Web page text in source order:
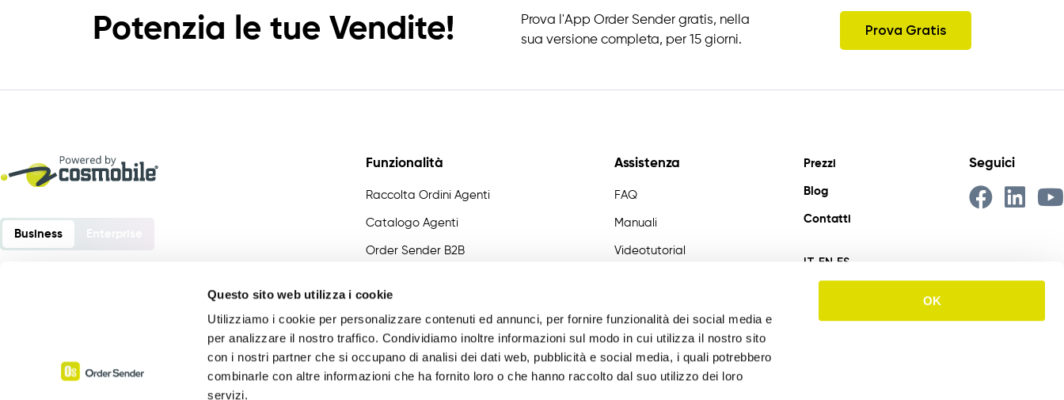
Questo sito web utilizza i cookie
Utilizziamo i cookie per personalizzare contenuti ed annunci, per fornire funzionalità dei social media e
per analizzare il nostro traffico. Condividiamo inoltre informazioni sul modo in cui utilizza il nostro sito
con i nostri partner che si occupano di analisi dei dati web, pubblicità e social media, i quali potrebbero
combinarle con altre informazioni che ha fornito loro o che hanno raccolto dal suo utilizzo dei loro
servizi.
OK
Potenzia le tue Vendite!
Prova l'App Order Sender gratis, nella
sua versione completa, per 15 giorni.
Prova Gratis
Business
Order Sender è un software sviluppato da:
Via Europa 6 – 40061 Minerbio (BO) – Italia
Funzionalità
Raccolta Ordini Agenti
Catalogo Agenti
Order Sender B2B
Anagrafiche Certificate
Provvigioni
Assistenza
FAQ
Manuali
Videotutorial
Prezzi
Blog
Contatti
IT EN ES
Seguici